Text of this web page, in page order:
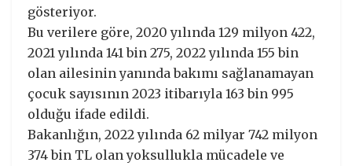
gösteriyor.
Bu verilere göre, 2020 yılında 129 milyon 422,
2021 yılında 141 bin 275, 2022 yılında 155 bin
olan ailesinin yanında bakımı sağlanamayan
çocuk sayısının 2023 itibarıyla 163 bin 995
olduğu ifade edildi.
Bakanlığın, 2022 yılında 62 milyar 742 milyon
374 bin TL olan yoksullukla mücadele ve